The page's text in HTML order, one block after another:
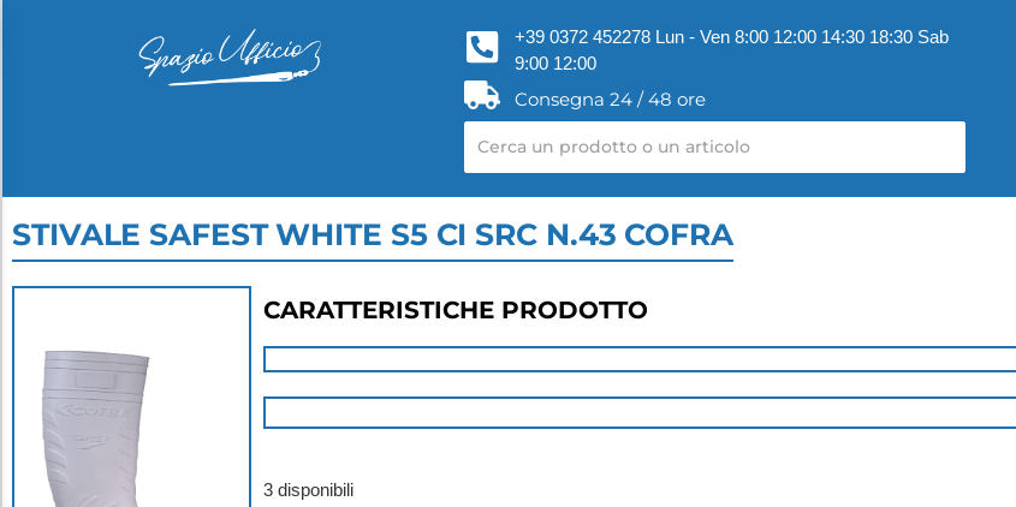
+39 0372 452278 Lun - Ven 8:00 12:00 14:30 18:30 Sab
9:00 12:00
Consegna 24 / 48 ore
STIVALE SAFEST WHITE S5 CI SRC N.43 COFRA
CARATTERISTICHE PRODOTTO
3 disponibili